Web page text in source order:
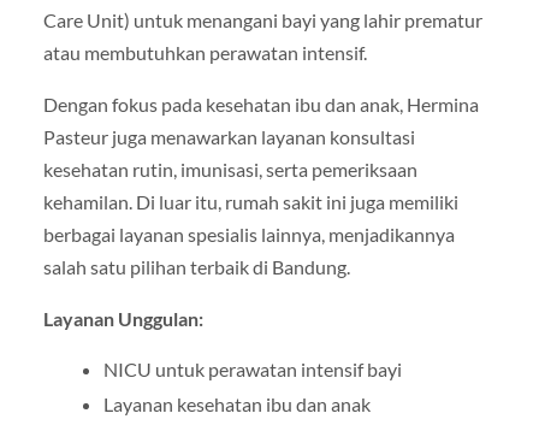
Care Unit) untuk menangani bayi yang lahir prematur
atau membutuhkan perawatan intensif.
Dengan fokus pada kesehatan ibu dan anak, Hermina
Pasteur juga menawarkan layanan konsultasi
kesehatan rutin, imunisasi, serta pemeriksaan
kehamilan. Di luar itu, rumah sakit ini juga memiliki
berbagai layanan spesialis lainnya, menjadikannya
salah satu pilihan terbaik di Bandung.
Layanan Unggulan:
NICU untuk perawatan intensif bayi
Layanan kesehatan ibu dan anak